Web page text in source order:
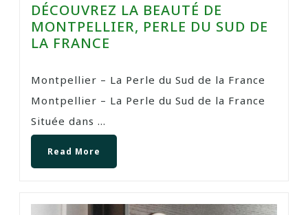
DÉCOUVREZ LA BEAUTÉ DE
MONTPELLIER, PERLE DU SUD DE
LA FRANCE
Montpellier – La Perle du Sud de la France
Montpellier – La Perle du Sud de la France
Située dans ...
Read More